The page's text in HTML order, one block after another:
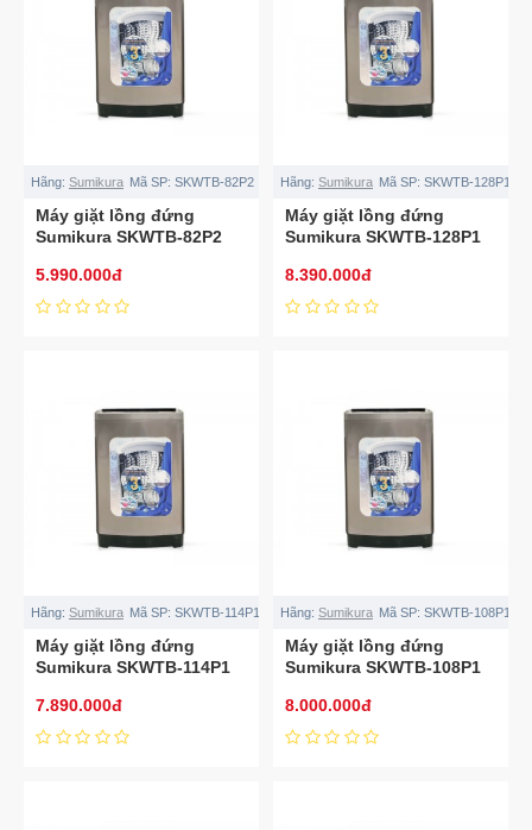
Hãng: Sumikura Mã SP: SKWTB-82P2
Máy giặt lồng đứng
Sumikura SKWTB-82P2
5.990.000đ
Hãng: Sumikura Mã SP: SKWTB-128P1
Máy giặt lồng đứng
Sumikura SKWTB-128P1
8.390.000đ
Hãng: Sumikura Mã SP: SKWTB-114P1
Máy giặt lồng đứng
Sumikura SKWTB-114P1
7.890.000đ
Hãng: Sumikura Mã SP: SKWTB-108P1
Máy giặt lồng đứng
Sumikura SKWTB-108P1
8.000.000đ